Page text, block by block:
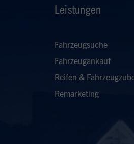
Leistungen
Fahrzeugsuche
Fahrzeugankauf
Reifen &
Remarketing